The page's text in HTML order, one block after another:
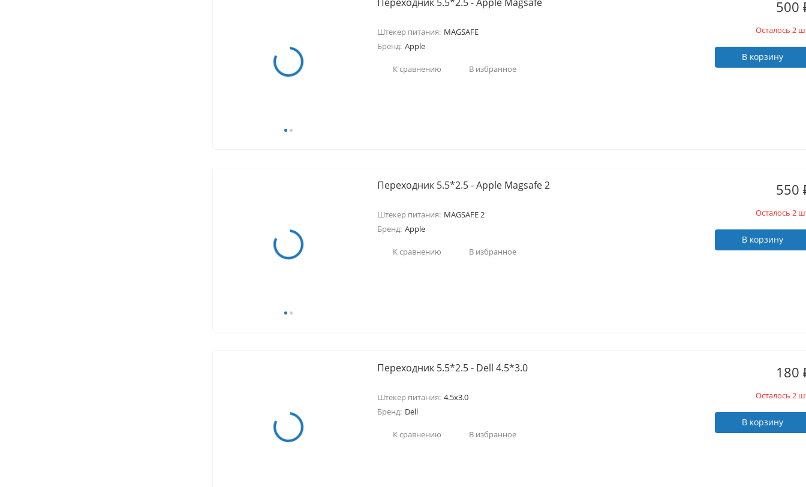
Штекер питания: MAGSAFE
Бренд: Apple
К сравнению В избранное
500
Осталось 2
В корзину
Переходник 5.5*2.5 - Apple Magsafe 2
Штекер питания: MAGSAFE 2
Бренд: Apple
К сравнению В избранное
550
Осталось 2
В корзину
Переходник 5.5*2.5 - Dell 4.5*3.0
Штекер питания: 4.5x3.0
Бренд: Dell
К сравнению В избранное
180
Осталось 2
В корзину